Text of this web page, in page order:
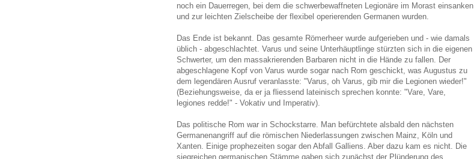
noch ein Dauerregen, bei dem die schwerbewaffneten Legionäre im Morast einsanken
und zur leichten Zielscheibe der flexibel operierenden Germanen wurden.
Das Ende ist bekannt. Das gesamte Römerheer wurde aufgerieben und - wie damals
üblich - abgeschlachtet. Varus und seine Unterhäuptlinge stürzten sich in die eigenen
Schwerter, um den massakrierenden Barbaren nicht in die Hände zu fallen. Der
abgeschlagene Kopf von Varus wurde sogar nach Rom geschickt, was Augustus zu
dem legendären Ausruf veranlasste: "Varus, oh Varus, gib mir die Legionen wieder!"
(Beziehungsweise, da er ja fliessend lateinisch sprechen konnte: "Vare, Vare,
legiones redde!" - Vokativ und Imperativ).
Das politische Rom war in Schockstarre. Man befürchtete alsbald den nächsten
Germanenangriff auf die römischen Niederlassungen zwischen Mainz, Köln und
Xanten. Einige prophezeiten sogar den Abfall Galliens. Aber dazu kam es nicht. Die
siegreichen germanischen Stämme gaben sich zunächst der Plünderung des